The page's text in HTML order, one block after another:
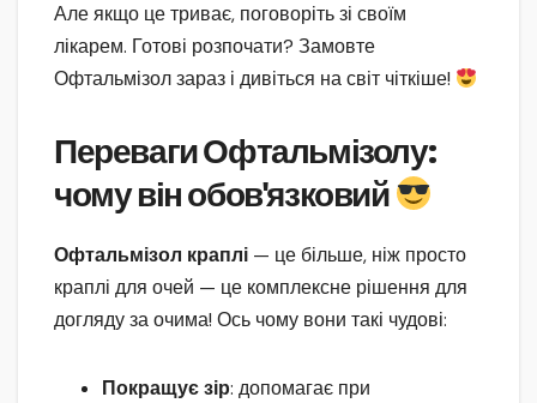
Але якщо це триває, поговоріть зі своїм
лікарем. Готові розпочати? Замовте
Офтальмізол зараз і дивіться на світ чіткіше!
Переваги Офтальмізолу:
чому він обов'язковий
Офтальмізол краплі — це більше, ніж просто
краплі для очей — це комплексне рішення для
догляду за очима! Ось чому вони такі чудові:
Покращує зір: допомагає при